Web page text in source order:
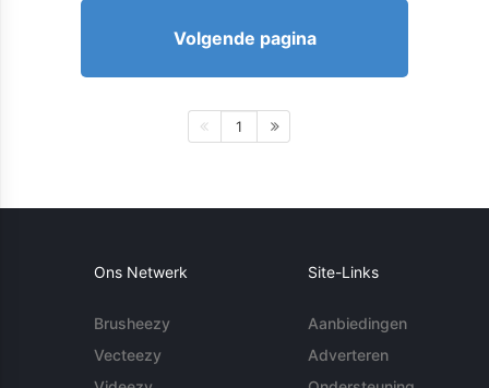
Volgende pagina
1
Ons Netwerk
Brusheezy
Vecteezy
Site-Links
Aanbiedingen
Adverteren